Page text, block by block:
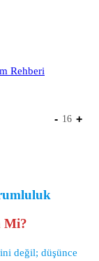
Rehberi
Mi?
değil; düşünce
- 16 +